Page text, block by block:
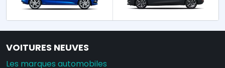
VOITURES NEUVES
Les marques automobiles